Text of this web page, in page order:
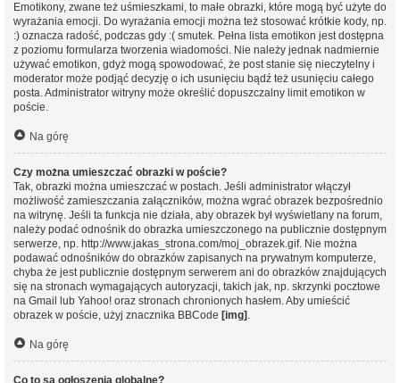
Emotikony, zwane też uśmieszkami, to małe obrazki, które mogą być użyte do
wyrażania emocji. Do wyrażania emocji można też stosować krótkie kody, np.
:) oznacza radość, podczas gdy :( smutek. Pełna lista emotikon jest dostępna
z poziomu formularza tworzenia wiadomości. Nie należy jednak nadmiernie
używać emotikon, gdyż mogą spowodować, że post stanie się nieczytelny i
moderator może podjąć decyzję o ich usunięciu bądź też usunięciu całego
posta. Administrator witryny może określić dopuszczalny limit emotikon w
poście.
Na górę
Czy można umieszczać obrazki w poście?
Tak, obrazki można umieszczać w postach. Jeśli administrator włączył
możliwość zamieszczania załączników, można wgrać obrazek bezpośrednio
na witrynę. Jeśli ta funkcja nie działa, aby obrazek był wyświetlany na forum,
należy podać odnośnik do obrazka umieszczonego na publicznie dostępnym
serwerze, np. http://www.jakas_strona.com/moj_obrazek.gif. Nie można
podawać odnośników do obrazków zapisanych na prywatnym komputerze,
chyba że jest publicznie dostępnym serwerem ani do obrazków znajdujących
się na stronach wymagających autoryzacji, takich jak, np. skrzynki pocztowe
na Gmail lub Yahoo! oraz stronach chronionych hasłem. Aby umieścić
obrazek w poście, użyj znacznika BBCode [img] .
Na górę
Co to są ogłoszenia globalne?